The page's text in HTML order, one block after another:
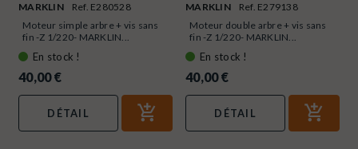
MARKLIN
Ref. E280528
Moteur simple arbre + vis sans
fin -Z 1/220- MARKLIN...
En stock !
40,00 €
DÉTAIL
MARKLIN
Ref. E279138
Moteur double arbre + vis sans
fin -Z 1/220- MARKLIN...
En stock !
40,00 €
DÉTAIL